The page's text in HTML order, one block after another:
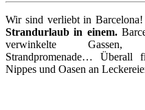
Wir sind verliebt in Barcelona!
Strandurlaub in einem.
verwinkelte Gassen,
Strandpromenade… Überall
Nippes und Oasen an